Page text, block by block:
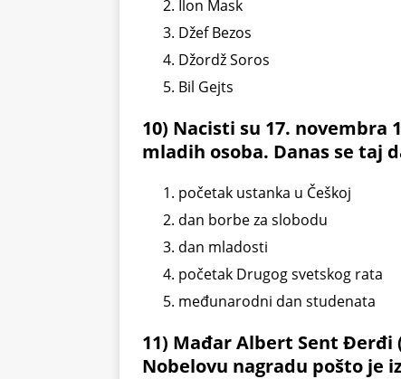
Ilon Mask
Džef Bezos
Džordž Soros
Bil Gejts
10) Nacisti su 17. novembra
mladih osoba. Danas se taj
početak ustanka u Češkoj
dan borbe za slobodu
dan mladosti
početak Drugog svetskog rata
međunarodni dan studenata
11) Mađar Albert Sent Đerđi
Nobelovu nagradu pošto je